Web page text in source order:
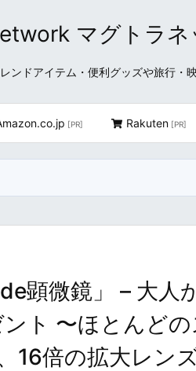
マグトラネ
ンドアイテム・便利グッズや旅行・
[PR] Rakuten [PR]
顕微鏡」 – 大人
ト 〜ほとんど
16倍の拡大レン